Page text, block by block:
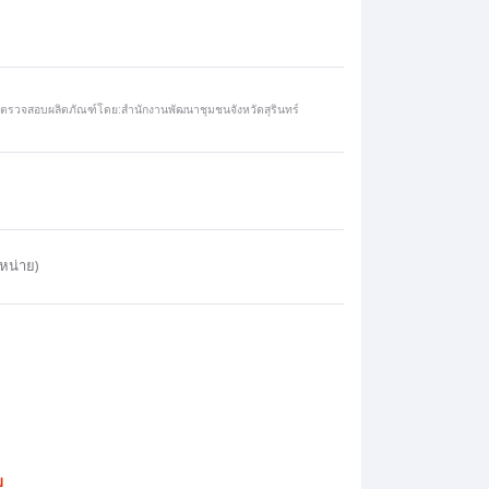
ตรวจสอบผลิตภัณฑ์โดย:สำนักงานพัฒนาชุมชนจังหวัดสุรินทร์
น่าย)